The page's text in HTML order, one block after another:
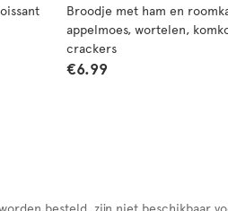
Broodje met ham en
appelmoes, wortelen,
crackers
€6.99
besteld, zijn niet beschikbaar